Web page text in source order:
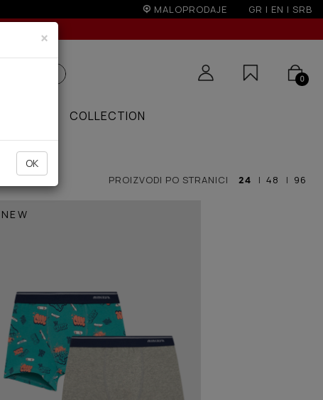
MALOPRODAJE GR | EN | SRB
0
COLLECTION
PROIZVODI PO STRANICI 24 | 48 | 96
NEW
×
OK